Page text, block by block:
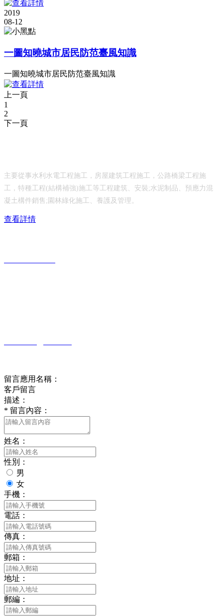
2019
08-12
一圖知曉城市居民防范臺風知識
一圖知曉城市居民防范臺風知識
上一頁
1
2
下一頁
主要從事水利水電工程施工，房屋建筑工程施工，公路橋梁工程施
工，特種工程(結構補強)施工等工程建筑、安裝;水泥制品、預應力混
凝土構件銷售;園林綠化施工、養護及管理。
查看詳情
留言應用名稱：
客戶留言
描述：
* 留言內容：
姓名：
性別：
男
女
手機：
電話：
傳真：
郵箱：
地址：
郵編：